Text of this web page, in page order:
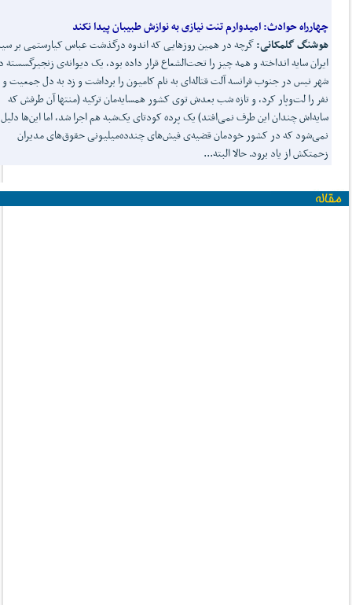
چهارراه حوادث:امیدوارم تنت نیازی به نوازش طبیبان پیدا نکند
هوشنگ گلمکانی:گرچه در همین روزهایی که اندوه درگذشت عباس کیارستمی بر
ایران سایه انداخته و همه چیز را تحت‌الشعاع قرار داده بود، یک دیوانه‌ی زنجیرگسسته
شهر نیس در جنوب فرانسه آلت قتاله‌ای به نام کامیون را برداشت و زد به دل جمعیت و
نفر را لت‌وپار کرد، و تازه شب بعدش توی کشور همسایه‌مان ترکیه (منتها آن طرفش که
سایه‌اش چندان این طرف نمی‌افتد) یک پرده کودتای یک‌شبه هم اجرا شد، اما این‌ها دلیل
نمی‌شود که در کشور خودمان قضیه‌ی فیش‌های چندده‌میلیونی حقوق‌های مدیران
زحمتکش از یاد برود. حالا البته...